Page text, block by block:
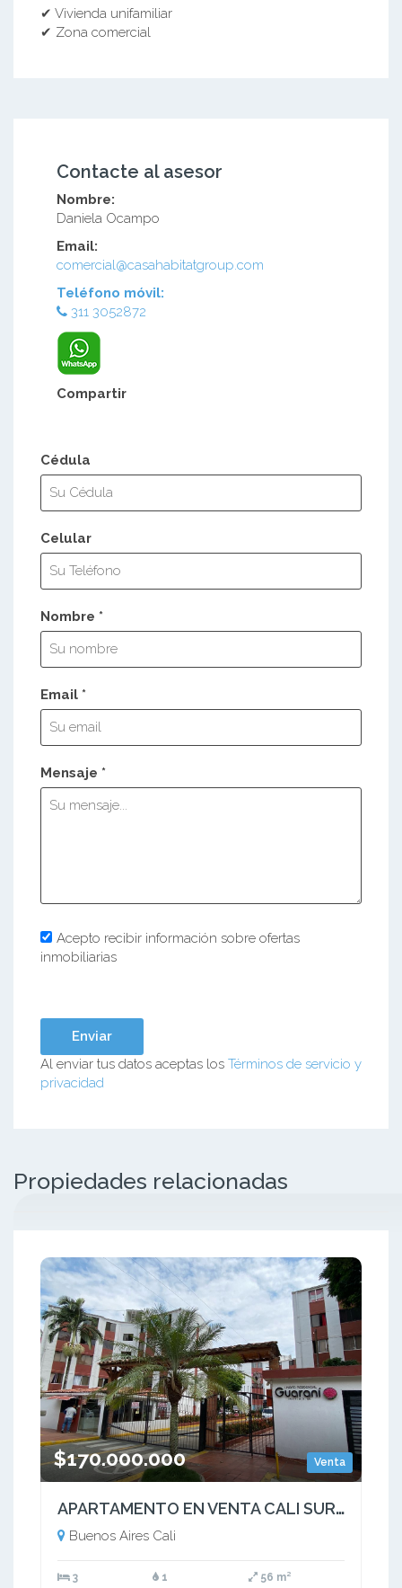
✔ Vivienda unifamiliar
✔ Zona comercial
Contacte al asesor
Nombre:
Daniela Ocampo
Email:
comercial@casahabitatgroup.com
Teléfono móvil:
311 3052872
Compartir
Cédula
Celular
Nombre *
Email *
Mensaje *
Acepto recibir información sobre ofertas
inmobiliarias
Al enviar tus datos aceptas los Términos de servicio y
privacidad
Propiedades relacionadas
Venta
$170.000.000
APARTAMENTO EN VENTA CALI SUR BARRIO BUENOS AIRES CR GUARANI
Buenos Aires Cali
3 1 56 m²